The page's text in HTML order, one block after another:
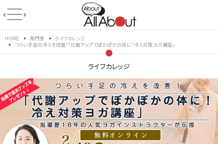
HOME 専門家
ライフカレッジ
つらい手足の冷えを改善！「代謝アップでぽかぽかの体に！冷え対策ヨガ講座」
ライフカレッジ